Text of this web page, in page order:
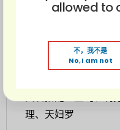
Malaysia 首次登场
理、天妇罗
allowed to
不，我不是
No, I am not